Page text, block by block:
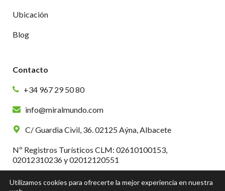
Ubicación
Blog
Contacto
+34 967 29 50 80
info@miralmundo.com
C/ Guardia Civil, 36. 02125 Aýna, Albacete
Nº Registros Turísticos CLM: 02610100153,
02012310236 y 02012120551
Utilizamos cookies para ofrecerte la mejor experiencia en nuestra